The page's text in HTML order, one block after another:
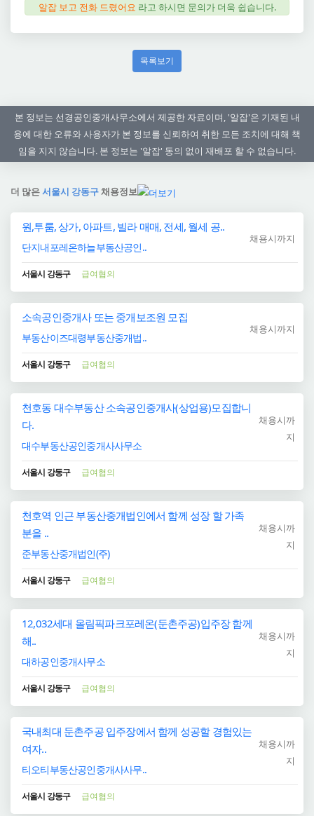
알잡 보고 전화 드렸어요 라고 하시면 문의가 더욱 쉽습니다.
목록보기
본 정보는 선경공인중개사무소에서 제공한 자료이며, '알잡'은 기재된 내
용에 대한 오류와 사용자가 본 정보를 신뢰하여 취한 모든 조치에 대해 책
임을 지지 않습니다. 본 정보는 '알잡' 동의 없이 재배포 할 수 없습니다.
더 많은서울시 강동구채용정보
원,투룸, 상가, 아파트, 빌라 매매, 전세, 월세 공..
단지내포레온하늘부동산공인..
채용시까지
서울시 강동구 급여협의
소속공인중개사 또는 중개보조원 모집
부동산이즈대령부동산중개법..
채용시까지
서울시 강동구 급여협의
천호동 대수부동산 소속공인중개사(상업용)모집합니
다.
대수부동산공인중개사사무소
채용시까
지
서울시 강동구 급여협의
천호역 인근 부동산중개법인에서 함께 성장 할 가족
분을 ..
준부동산중개법인(주)
채용시까
지
서울시 강동구 급여협의
12,032세대 올림픽파크포레온(둔촌주공)입주장 함께
해..
대하공인중개사무소
채용시까
지
서울시 강동구 급여협의
국내최대 둔촌주공 입주장에서 함께 성공할 경험있는
여자..
티오티부동산공인중개사사무..
채용시까
지
서울시 강동구 급여협의